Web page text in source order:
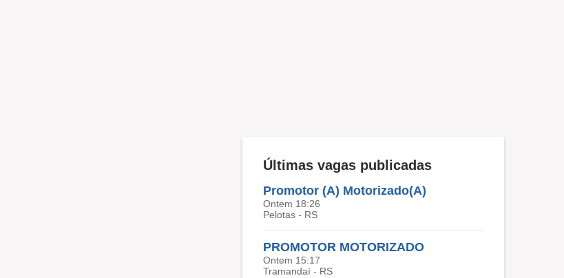
Últimas vagas publicadas
Promotor (A) Motorizado(A)
Ontem 18:26
Pelotas - RS
PROMOTOR MOTORIZADO
Ontem 15:17
Tramandaí - RS